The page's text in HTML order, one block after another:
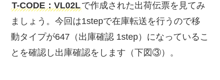
T-CODE：VL02Lで作成された出荷伝票を見てみ
ましょう。今回は1stepで在庫転送を行うので移
動タイプが647（出庫確認 1step）になっているこ
とを確認し出庫確認をします（下図③）。